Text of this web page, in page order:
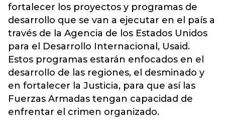
fortalecer los proyectos y programas de
desarrollo que se van a ejecutar en el país a
través de la Agencia de los Estados Unidos
para el Desarrollo Internacional, Usaid.
Estos programas estarán enfocados en el
desarrollo de las regiones, el desminado y
en fortalecer la Justicia, para que así las
Fuerzas Armadas tengan capacidad de
enfrentar el crimen organizado.